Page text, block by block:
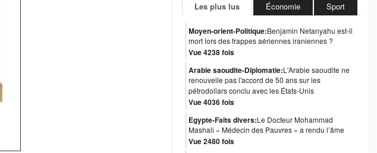
Les plus lus Économie Sport
Moyen-orient-Politique:Benjamin Netanyahu est-il
mort lors des frappes aériennes iraniennes ?
Vue 4238 fois
Arabie saoudite-Diplomatie:L'Arabie saoudite ne
renouvelle pas l'accord de 50 ans sur les
pétrodollars conclu avec les États-Unis
Vue 4036 fois
Egypte-Faits divers:Le Docteur Mohammad
Mashali « Médecin des Pauvres » a rendu l’âme
Vue 2480 fois